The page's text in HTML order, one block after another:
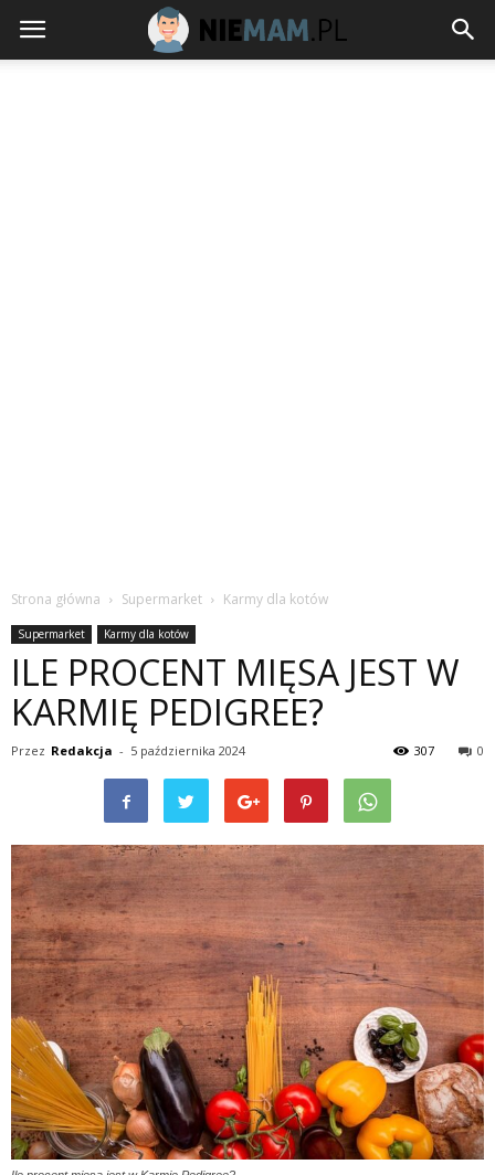
Strona główna Supermarket Karmy dla kotów
Supermarket Karmy dla kotów
ILE PROCENT MIĘSA JEST W
KARMIĘ PEDIGREE?
Przez Redakcja - 5 października 2024 0
307